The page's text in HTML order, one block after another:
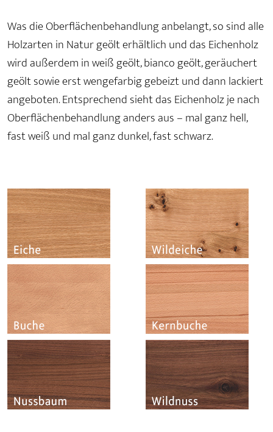
Was die Oberflächenbehandlung anbelangt, so sind alle
Holzarten in Natur geölt erhältlich und das Eichenholz
wird außerdem in weiß geölt, bianco geölt, geräuchert
geölt sowie erst wengefarbig gebeizt und dann lackiert
angeboten. Entsprechend sieht das Eichenholz je nach
Oberflächenbehandlung anders aus – mal ganz hell,
fast weiß und mal ganz dunkel, fast schwarz.